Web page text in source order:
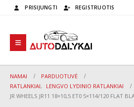
PRISIJUNGTI REGISTRUOTIS
NAMAI
PARDUOTUVĖ
RATLANKIAI,
LENGVO LYDINIO RATLANKIAI
JR WHEELS JR11 18×10,5 ET0 5×114/120 FLAT